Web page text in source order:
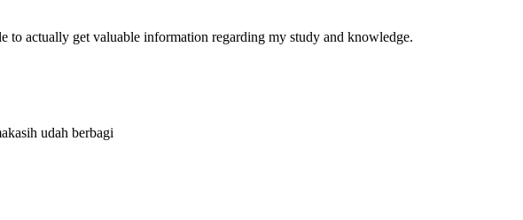
to actually get valuable information regarding my study and knowledge.
udah berbagi